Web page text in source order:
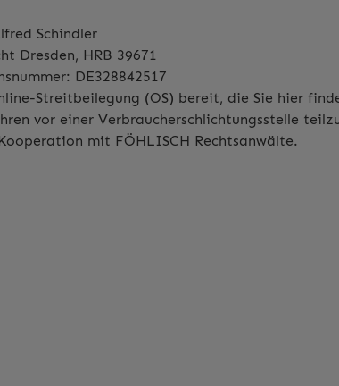
Schindler
Dresden, HRB 39671
DE328842517
Streitbeilegung (OS) bereit, die Sie hier
vor einer Verbraucherschlichtungsstelle
mit FÖHLISCH Rechtsanwälte.